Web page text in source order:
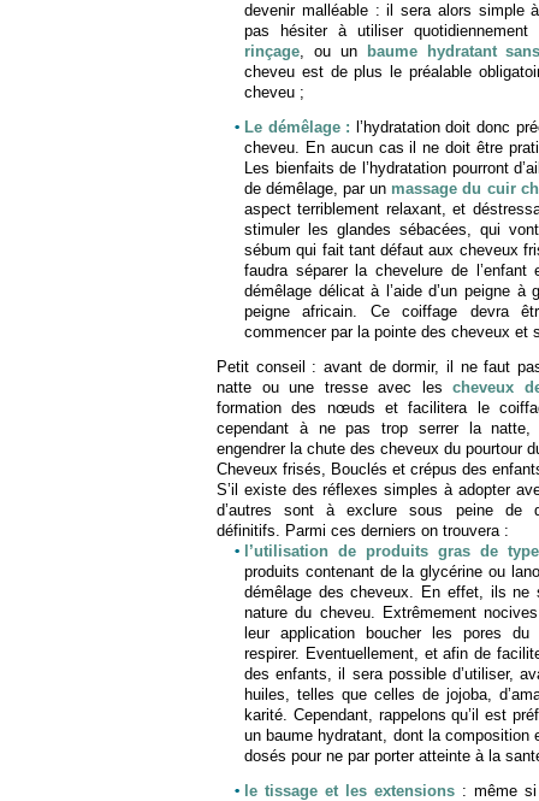
devenir malléable : il sera alors simple
pas hésiter à utiliser
rinçage, ou un
baume hydratant
cheveu est de plus le préalable
cheveu ;
Le démêlage : l’hydratation doit donc
cheveu. En aucun cas il ne doit être
Les bienfaits de l’hydratation pourront
de démêlage, par un massage du cuir
aspect terriblement relaxant, et
stimuler les glandes sébacées, qui
sébum qui fait tant défaut aux cheveux
faudra séparer la chevelure de
démêlage délicat à l’aide d’un peigne à
peigne africain. Ce coiffage devra
commencer par la pointe des cheveux et
Petit conseil : avant de dormir, il ne faut
natte ou une tresse avec lescheveux
formation des nœuds et facilitera le
cependant à ne pas trop serrer la
engendrer la chute des cheveux du pourtour
Cheveux frisés, Bouclés et crépus des
S’il existe des réflexes simples à adopter
d’autres sont à exclure sous peine de
définitifs. Parmi ces derniers on trouvera :
l’utilisation de produits gras de
produits contenant de la glycérine ou
démêlage des cheveux. En effet, ils ne
nature du cheveu. Extrêmement
leur application boucher les pores du
respirer. Eventuellement, et afin de
des enfants, il sera possible d’utiliser,
huiles, telles que celles de jojoba,
karité. Cependant, rappelons qu’il est
un baume hydratant, dont la composition
dosés pour ne par porter atteinte à la
le tissage et les extensions : même